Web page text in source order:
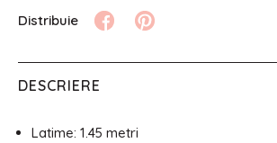
DESCRIERE
Latime: 1.45 metri